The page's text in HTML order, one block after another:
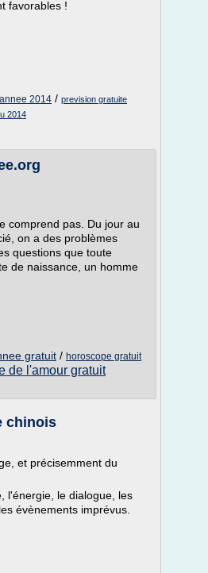
favorables !
2014 / prevision gratuite
2014
comprend pas. Du jour au
on a des problèmes
questions que toute
de naissance, un homme
gratuit / horoscope gratuit
de l'amour gratuit
chinois
et précisemment du
l'énergie, le dialogue, les
évènements imprévus.